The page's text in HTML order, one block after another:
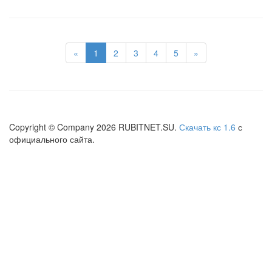
« 1 2 3 4 5 »
Copyright © Company 2026 RUBITNET.SU. Скачать кс 1.6 с
официального сайта.